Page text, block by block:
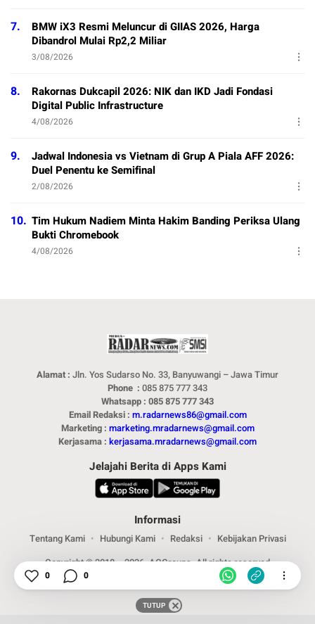
7.
BMW iX3 Resmi Meluncur di GIIAS 2026, Harga
Dibandrol Mulai Rp2,2 Miliar
3/08/2026
8.
Rakornas Dukcapil 2026: NIK dan IKD Jadi Fondasi
Digital Public Infrastructure
4/08/2026
9.
Jadwal Indonesia vs Vietnam di Grup A Piala AFF 2026:
Duel Penentu ke Semifinal
2/08/2026
10. Tim Hukum Nadiem Minta Hakim Banding Periksa Ulang
Bukti Chromebook
4/08/2026
Alamat : Jln. Yos Sudarso No. 33, Banyuwangi – Jawa Timur
Phone : 085 875 777 343
Whatsapp : 085 875 777 343
Email Redaksi : m.radarnews86@gmail.com
Marketing : marketing.mradarnews@gmail.com
Kerjasama : kerjasama.mradarnews@gmail.com
Jelajahi Berita di Apps Kami
Informasi
Tentang Kami Hubungi Kami Redaksi
Kebijakan Privasi
Copyright © 2018 – 2026. ACGroups. All rights reserved
0 0
TUTUP